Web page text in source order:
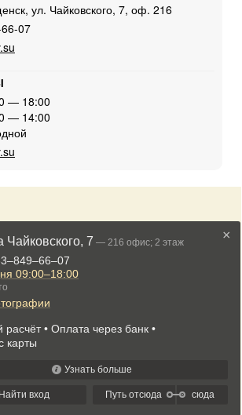
ул. Чайковского, 7, оф. 216
07
— 18:00
— 14:00